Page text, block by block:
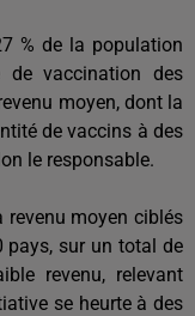
% de la population
de vaccination des
moyen, dont la
de vaccins à des
le responsable.
moyen ciblés
pays, sur un total de
revenu, relevant
se heurte à des